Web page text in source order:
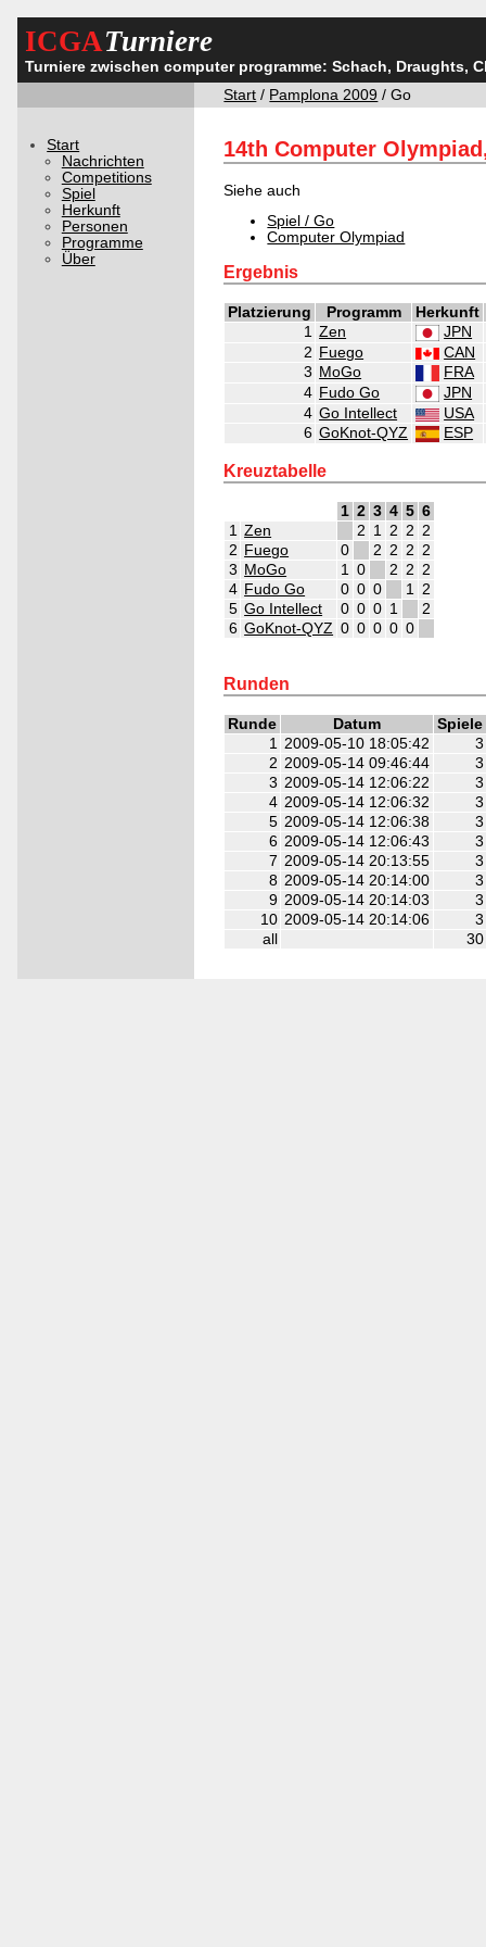
ICGATurniere
Turniere zwischen computer programme: Schach, Draughts,
Start / Pamplona 2009 / Go
Start
Nachrichten
Competitions
Spiel
Herkunft
Personen
Programme
Über
14th Computer
Siehe auch
Spiel / Go
Computer Olympiad
Ergebnis
Platzierung Programm
Herkunft
1 Zen
JPN
2 Fuego
CAN
3 MoGo
FRA
4 Fudo Go
JPN
4 Go Intellect
USA
6 GoKnot-QYZ ESP
Kreuztabelle
1 2 3 4 5 6
1 Zen 2 1 2 2 2
2 Fuego 0 2 2 2 2
3 MoGo 1 0 2 2 2
4 Fudo Go 0 0 0 1 2
5 Go Intellect 0 0 0 1
2
6 GoKnot-QYZ 0 0 0 0 0
Runden
Runde Datum
Spiele
1
2009-05-10 18:05:42
3
2 2009-05-14 09:46:44
3
3 2009-05-14 12:06:22
3
4 2009-05-14 12:06:32
3
5 2009-05-14 12:06:38
3
6 2009-05-14 12:06:43
3
7 2009-05-14 20:13:55
3
8 2009-05-14 20:14:00
3
9 2009-05-14 20:14:03
3
10 2009-05-14 20:14:06
3
all
30